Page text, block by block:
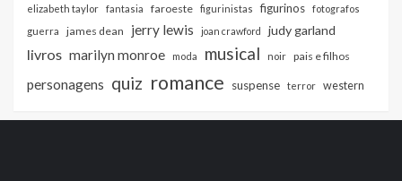
elizabeth taylor fantasia faroeste figurinistas figurinos
fotografos
guerra
james dean jerry lewis joan crawford judy garland
livros marilyn monroe moda musical noir pais e filhos
personagens quiz romance suspense terror western